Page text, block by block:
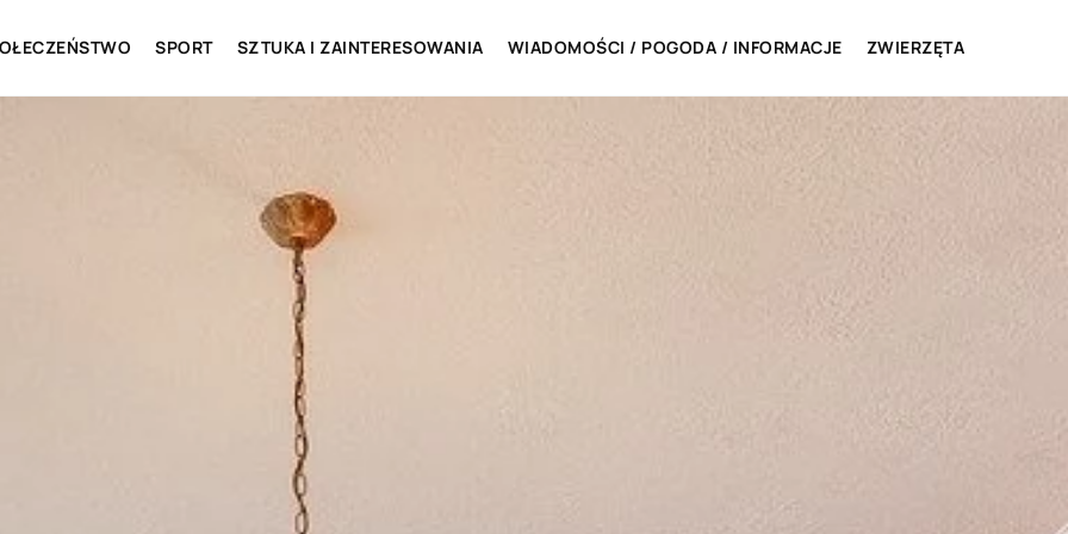
SPORT SZTUKA I ZAINTERESOWANIA WIADOMOŚCI / POGODA / INFORMACJE ZWIERZĘTA